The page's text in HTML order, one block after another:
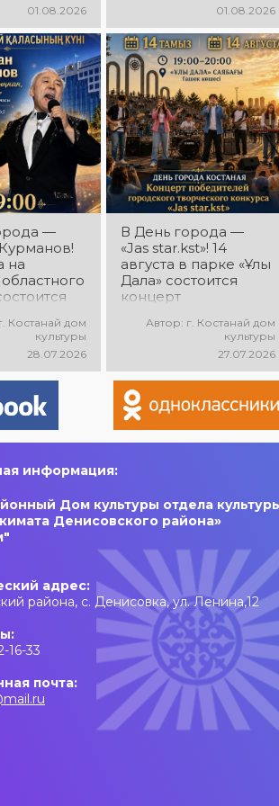
01.08.2026
01.08.2026
—
на
атыңнан,
Вас ждут
Костанай дом
культуры
28.07.2026
В День города —
«Jas star.kst»! 14
августа в парке «Ұлы
Дала» состоится
концерт
городского
конкурса «Jas
star.kst»! Вас ждут
яркие выступления
молодых талантов,
современные песни,
мощная энергия и
Автор: г. Костанай дом
культуры
27.07.2026
информация:
Дом культуры отдела
Денисовского района»
адрес:
района, с. Денисовка, ул. Ленина,12
16-33
почта: